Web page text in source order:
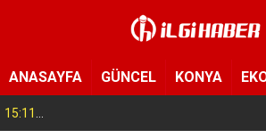
ANASAYFA GÜNCEL KONYA
15:11